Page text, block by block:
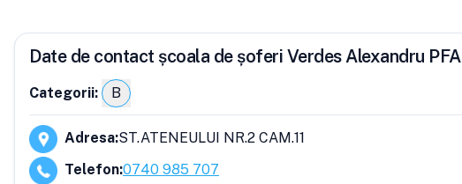
Date de contact școala de șoferi Verdes Alexandru PFA
Categorii: B
Adresa:ST.ATENEULUI NR.2 CAM.11
Telefon:0740 985 707